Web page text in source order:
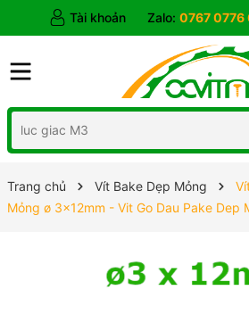
Tài khoản Zalo: 0767 0776
Trang chủ Vít Bake Dẹp Mỏng
Mỏng ø 3x12mm - Vit Go Dau Pake Dep